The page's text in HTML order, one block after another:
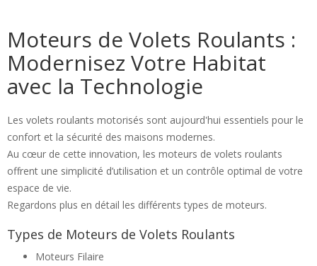
Moteurs de Volets Roulants :
Modernisez Votre Habitat
avec la Technologie
Les volets roulants motorisés sont aujourd'hui essentiels pour le
confort et la sécurité des maisons modernes.
Au cœur de cette innovation, les moteurs de volets roulants
offrent une simplicité d’utilisation et un contrôle optimal de votre
espace de vie.
Regardons plus en détail les différents types de moteurs.
Types de Moteurs de Volets Roulants
Moteurs Filaire